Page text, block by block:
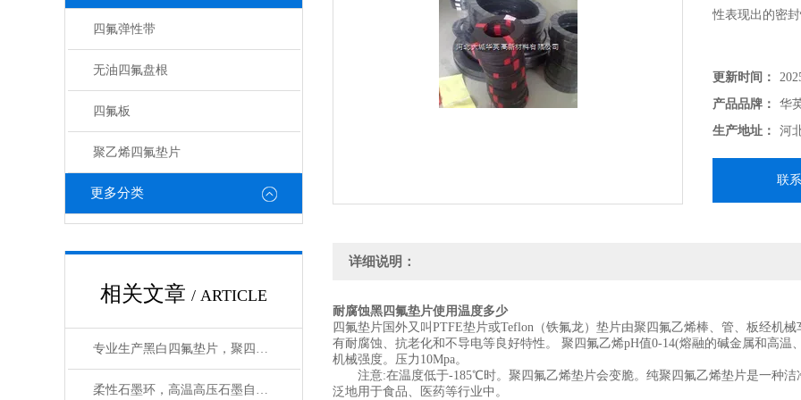
四氟弹性带
无油四氟盘根
四氟板
聚乙烯四氟垫片
更多分类
相关文章 / ARTICLE
专业生产黑白四氟垫片，聚四氟乙烯垫片厂家
柔性石墨环，高温高压石墨自密封环质量保证
性表现出的密
更新时间：
产品品牌：
华
生产地址：
河
联
详细说明：
耐腐蚀黑四氟垫片使用温度多少
四氟垫片国外又叫PTFE垫片或Teflon（铁氟龙）垫片由聚四氟乙烯棒、管、板经机
有耐腐蚀、抗老化和不导电等良好特性。 聚四氟乙烯pH值0-14(熔融的碱金属和高
机械强度。压力10Mpa。
注意:在温度低于-185℃时。聚四氟乙烯垫片会变脆。纯聚四氟乙烯垫片是一种洁
泛地用于食品、医药等行业中。